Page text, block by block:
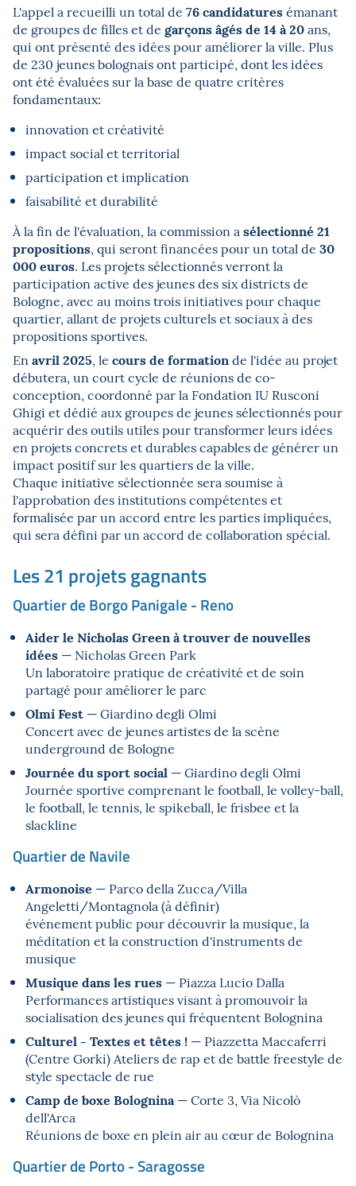
L'appel a recueilli un total de 76 candidaturesémanant
de groupes de filles et de garçons âgés de 14 à 20ans,
qui ont présenté des idées pour améliorer la ville. Plus
de 230 jeunes bolognais ont participé, dont les idées
ont été évaluées sur la base de quatre critères
fondamentaux:
innovation et créativité
impact social et territorial
participation et implication
faisabilité et durabilité
À la fin de l'évaluation, la commission a sélectionné 21
propositions, qui seront financées pour un total de 30
000 euros. Les projets sélectionnés verront la
participation active des jeunes des six districts de
Bologne, avec au moins trois initiatives pour chaque
quartier, allant de projets culturels et sociaux à des
propositions sportives.
En avril 2025, le cours de formation de l'idée au projet
débutera, un court cycle de réunions de co-
conception, coordonné par la Fondation IU Rusconi
Ghigi et dédié aux groupes de jeunes sélectionnés pour
acquérir des outils utiles pour transformer leurs idées
en projets concrets et durables capables de générer un
impact positif sur les quartiers de la ville.
Chaque initiative sélectionnée sera soumise à
l'approbation des institutions compétentes et
formalisée par un accord entre les parties impliquées,
qui sera défini par un accord de collaboration spécial.
Les 21 projets gagnants
Quartier de Borgo Panigale - Reno
Aider le Nicholas Green à trouver de nouvelles
idées — Nicholas Green Park
Un laboratoire pratique de créativité et de soin
partagé pour améliorer le parc
Olmi Fest — Giardino degli Olmi
Concert avec de jeunes artistes de la scène
underground de Bologne
Journée du sport social — Giardino degli Olmi
Journée sportive comprenant le football, le volley-ball,
le football, le tennis, le spikeball, le frisbee et la
slackline
Quartier de Navile
Armonoise — Parco della Zucca/Villa
Angeletti/Montagnola (à définir)
événement public pour découvrir la musique, la
méditation et la construction d'instruments de
musique
Musique dans les rues — Piazza Lucio Dalla
Performances artistiques visant à promouvoir la
socialisation des jeunes qui fréquentent Bolognina
Culturel - Textes et têtes ! — Piazzetta Maccaferri
(Centre Gorki) Ateliers de rap et de battle freestyle de
style spectacle de rue
Camp de boxe Bolognina — Corte 3, Via Nicolò
dell'Arca
Réunions de boxe en plein air au cœur de Bolognina
Quartier de Porto - Saragosse